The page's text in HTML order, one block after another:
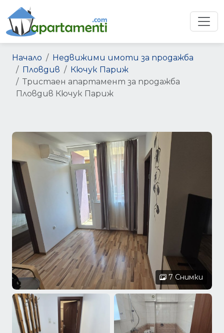
Начало
Недвижими имоти за продажба
Пловдив
Кючук Париж
Тристаен апартамент за продажба
Пловдив Кючук Париж
7 Снимки